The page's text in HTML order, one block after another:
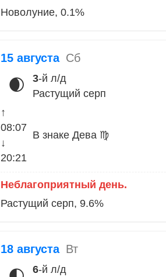
Новолуние, 0.1%
15 августа Сб
🌒 3-й л/д
Растущий серп
↑
08:07
↓
20:21
В знаке Дева ♍
Неблагоприятный день.
Растущий серп, 9.6%
18 августа Вт
6-й л/д